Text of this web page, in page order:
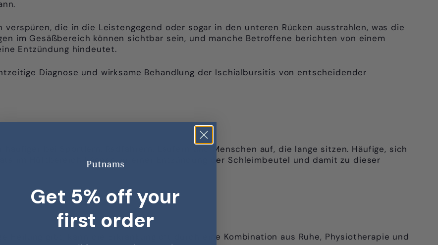
die in die Leistengegend oder sogar in den unteren Rücken ausstrahlen, was die
im Gesäßbereich können sichtbar sein, und manche Betroffene berichten von einem
Entzündung hindeutet.
Diagnose und wirksame Behandlung der Ischialbursitis von entscheidender
bei Sportlern, Radfahrern, Läufern und Menschen auf, die lange sitzen. Häufige, sich
im Hüftbereich können zu einer Entzündung der Schleimbeutel und damit zu dieser
Heilung gibt, kann die Erkrankung oft durch eine Kombination aus Ruhe, Physiotherapie und
Get 5% off your
first order